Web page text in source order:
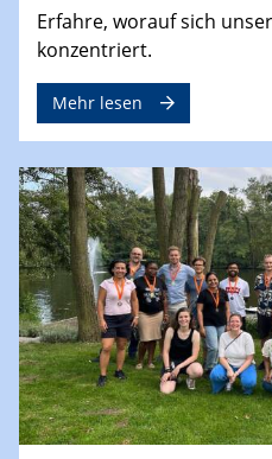
Erfahre, worauf sich
konzentriert.
Mehr lesen